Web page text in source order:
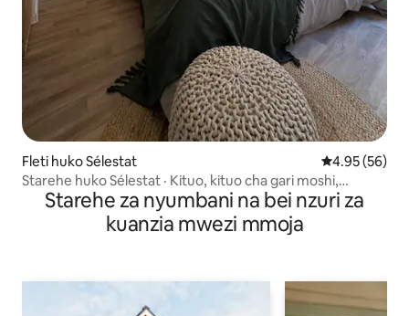
Fleti huko Sélestat Ukadiriaji wa
4.95 (56)
Starehe huko Sélestat · Kituo, kituo cha gari moshi,
maegesho, Europapark
Starehe za nyumbani na bei nzuri za
kuanzia mwezi mmoja